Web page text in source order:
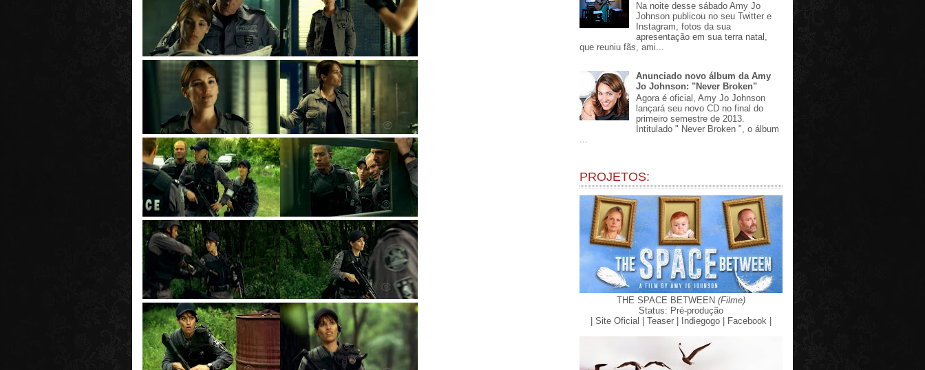
Na noite desse sábado Amy Jo
Johnson publicou no seu Twitter e
Instagram, fotos da sua
apresentação em sua terra natal,
que reuniu fãs, ami...
Anunciado novo álbum da Amy
Jo Johnson: "Never Broken"
Agora é oficial, Amy Jo Johnson
lançará seu novo CD no final do
primeiro semestre de 2013.
Intitulado " Never Broken ", o álbum
...
PROJETOS:
THE SPACE BETWEEN (Filme)
Status: Pré-produção
| Site Oficial |
Teaser | Indiegogo | Facebook |